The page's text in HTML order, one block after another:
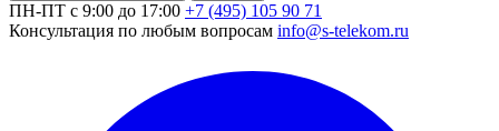
ПН-ПТ с 9:00 до 17:00 +7 (495) 105 90 71
Консультация по любым вопросам info@s-telekom.ru